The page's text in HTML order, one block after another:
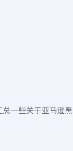
一些关于亚马逊